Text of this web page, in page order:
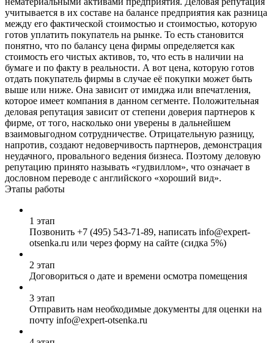
учитывается в их составе на балансе предприятия как разница
между его фактической стоимостью и стоимостью, которую
готов уплатить покупатель на рынке. То есть становится
понятно, что по балансу цена фирмы определяется как
стоимость его чистых активов, то, что есть в наличии на
бумаге и по факту в реальности. А вот цена, которую готов
отдать покупатель фирмы в случае её покупки может быть
выше или ниже. Она зависит от имиджа или впечатления,
которое имеет компания в данном сегменте. Положительная
деловая репутация зависит от степени доверия партнеров к
фирме, от того, насколько они уверены в дальнейшем
взаимовыгодном сотрудничестве. Отрицательную разницу,
напротив, создают недоверчивость партнеров, демонстрация
неудачного, провального ведения бизнеса. Поэтому деловую
репутацию принято называть «гудвиллом», что означает в
дословном переводе с английского «хороший вид».
Этапы работы
1 этап
Позвонить +7 (495) 543-71-89, написать info@expert-
otsenka.ru или через форму на сайте (сидка 5%)
2 этап
Договориться о дате и времени осмотра помещения
3 этап
Отправить нам необходимые документы для оценки на
почту info@expert-otsenka.ru